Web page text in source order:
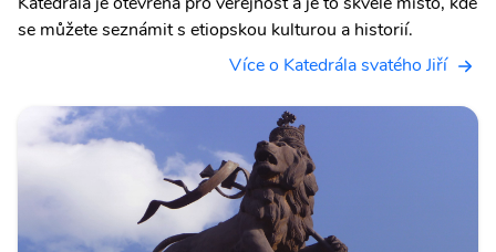
se můžete seznámit s etiopskou kulturou a historií.
Více o Katedrála svatého Jiří